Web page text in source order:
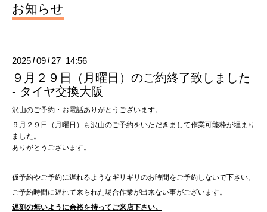
お知らせ
2025 /09 / 27 14:56
９月２９日（月曜日）のご約終了致しました
- タイヤ交換大阪
沢山のご予約・お電話ありがとうございます。
９月２９日（月曜日）も沢山のご予約をいただきまして作業可能枠が埋まり
ました。
ありがとうございます。
仮予約やご予約に遅れるようなギリギリのお時間をご予約しないで下さい。
ご予約時間に遅れて来られた場合作業が出来ない事がございます。
遅刻の無いように余裕を持ってご来店下さい。